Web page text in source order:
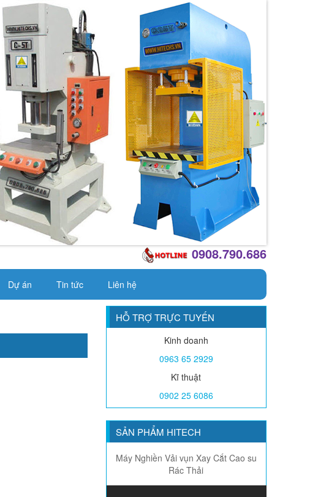
0908.790.686
Dự án Tin tức Liên hệ
HỖ TRỢ TRỰC TUYẾN
Kinh doanh
0963 65 2929
Kĩ thuật
0902 25 6086
SẢN PHẨM HITECH
Máy Nghiền Vải vụn Xay Cắt Cao su
Rác Thải